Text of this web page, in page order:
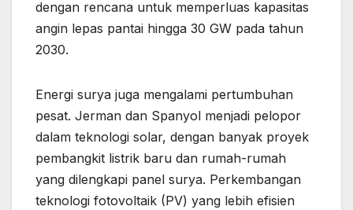
dengan rencana untuk memperluas kapasitas
angin lepas pantai hingga 30 GW pada tahun
2030.
Energi surya juga mengalami pertumbuhan
pesat. Jerman dan Spanyol menjadi pelopor
dalam teknologi solar, dengan banyak proyek
pembangkit listrik baru dan rumah-rumah
yang dilengkapi panel surya. Perkembangan
teknologi fotovoltaik (PV) yang lebih efisien